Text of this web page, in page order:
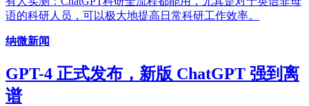
语的科研人员，可以极大地提高日常科研工作效率。
纳微新闻
GPT-4 正式发布，新版 ChatGPT 强到离
谱